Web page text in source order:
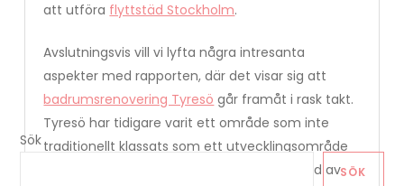
att utföra flyttstäd Stockholm.
Avslutningsvis vill vi lyfta några intresanta
aspekter med rapporten, där det visar sig att
badrumsrenovering Tyresö går framåt i rask takt.
Tyresö har tidigare varit ett område som inte
traditionellt klassats som ett utvecklingsområde
rent bostadsmässigt, men som nu på grund av
Sök
SÖK